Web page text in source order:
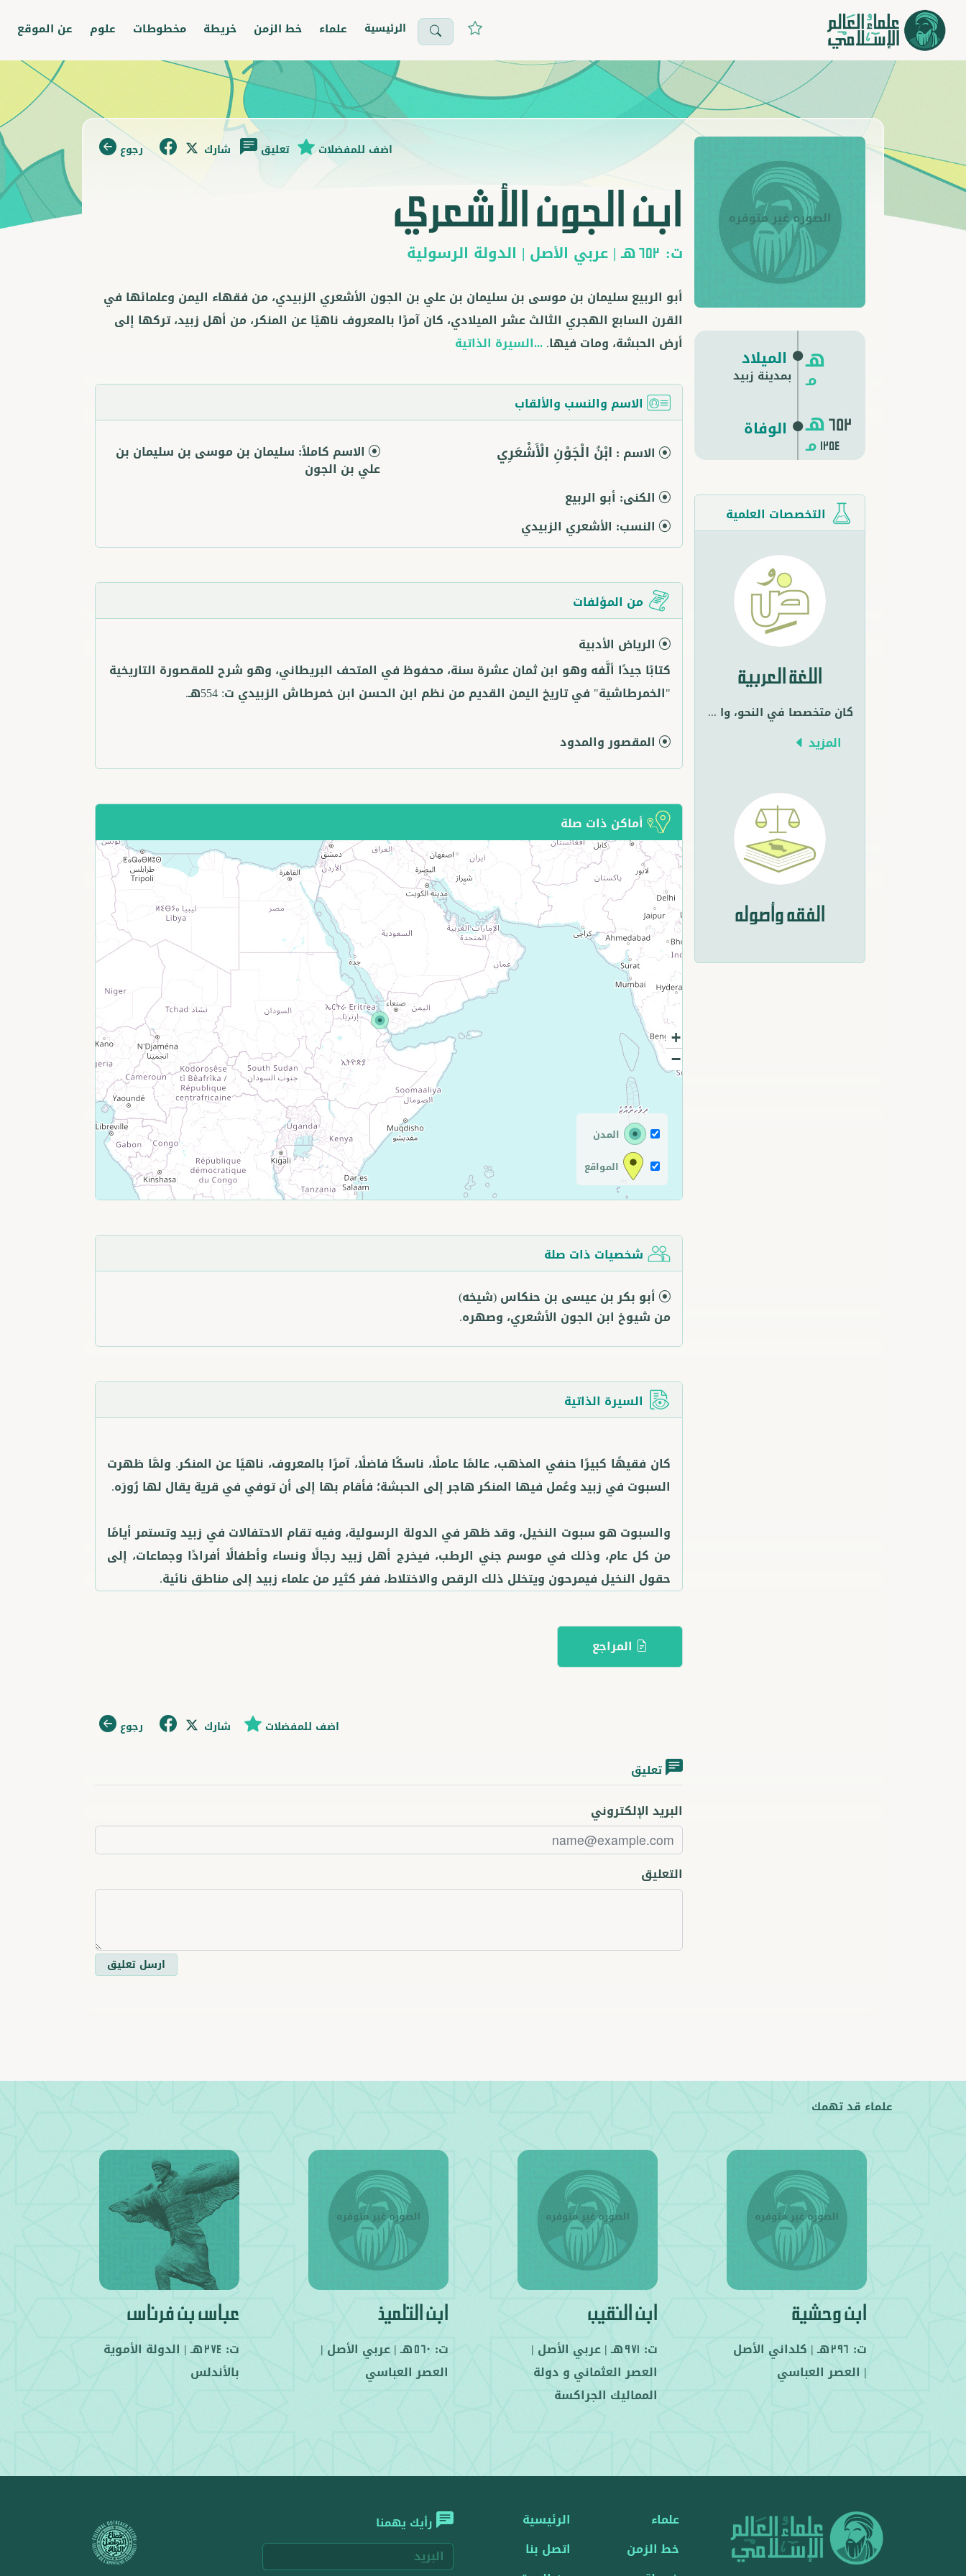
الرئيسية علماء خط الزمن خريطة مخطوطات علوم عن الموقع
هـ
مـ
الميلاد
بمدينة زبيد
هـ652
مـ 1254
الوفاة
التخصصات العلمية
اللغة العربية
كان متخصصا في النحو، وا ...
المزيد
الفقه وأصوله
رجوع شارك تعليق اضف للمفضلات
ابن الجون الأشعري
ت: 652هـ | عربي الأصل | الدولة الرسولية
أبو الربيع سليمان بن موسى بن سليمان بن علي بن الجون الأشعري الزبيدي، من فقهاء اليمن وعلمائها في
القرن السابع الهجري الثالث عشر الميلادي، كان آمرًا بالمعروف ناهيًا عن المنكر، من أهل زبيد، تركها إلى
أرض الحبشة، ومات فيها....السيرة الذاتية
الاسم والنسب والألقاب
الاسم : ابْنُ الْجَوْنِ الْأَشْعَرِي الاسم كاملاً: سليمان بن موسى بن سليمان بن
علي بن الجون
الكنى: أبو الربيع
النسب: الأشعري الزبيدي
من المؤلفات
الرياض الأدبية
كتابًا جيدًا ألَّفه وهو ابن ثمان عشرة سنة، محفوظ في المتحف البريطاني، وهو شرح للمقصورة التاريخية
"الخمرطاشية" في تاريخ اليمن القديم من نظم ابن الحسن ابن خمرطاش الزبيدي ت: 554هـ.
المقصور والمدود
أماكن ذات صلة
+
−
المدن
المواقع
شخصيات ذات صلة
أبو بكر بن عيسى بن حنكاس(شيخه)
من شيوخ ابن الجون الأشعري، وصهره.
السيرة الذاتية
كان فقيهًا كبيرًا حنفي المذهب، عالمًا عاملًا، ناسكًا فاضلًا، آمرًا بالمعروف، ناهيًا عن المنكر. ولمَّا ظهرت
والسبوت هو سبوت النخيل، وقد ظهر في الدولة الرسولية، وفيه تقام الاحتفالات في زبيد وتستمر أيامًا
من كل عام، وذلك في موسم جني الرطب، فيخرج أهل زبيد رجالًا ونساء وأطفالًا أفرادًا وجماعات، إلى
حقول النخيل فيمرحون ويتخلل ذلك الرقص والاختلاط، ففر كثير من علماء زبيد إلى مناطق نائية.
المراجع
رجوع شارك اضف للمفضلات
تعليق
البريد الإلكتروني
التعليق
ارسل تعليق
علماء قد تهمك
ابن وحشية
ت: 296هـ | كلداني الأصل
| العصر العباسي
ابن النقيب
ت: 971هـ |عربي الأصل |
العصر العثماني و دولة
المماليك الجراكسة
ابن التلميذ
ت: 560هـ |عربي الأصل |
العصر العباسي
عباس بن فرناس
ت: 274هـ | الدولة الأموية
بالأندلس
علماء
خط الزمن
الرئيسية
اتصل بنا
رأيك يهمنا